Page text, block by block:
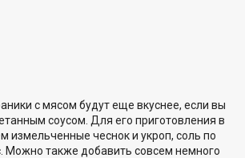
с мясом будут еще вкуснее, если вы
соусом. Для его приготовления в
измельченные чеснок и укроп, соль по
Можно также добавить совсем немного